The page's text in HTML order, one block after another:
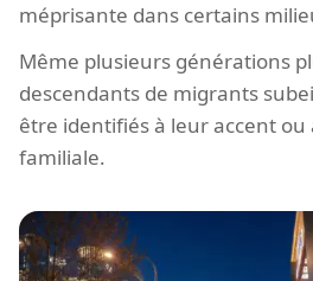
méprisante dans certains
Même plusieurs générations
descendants de migrants
être identifiés à leur accent
familiale.